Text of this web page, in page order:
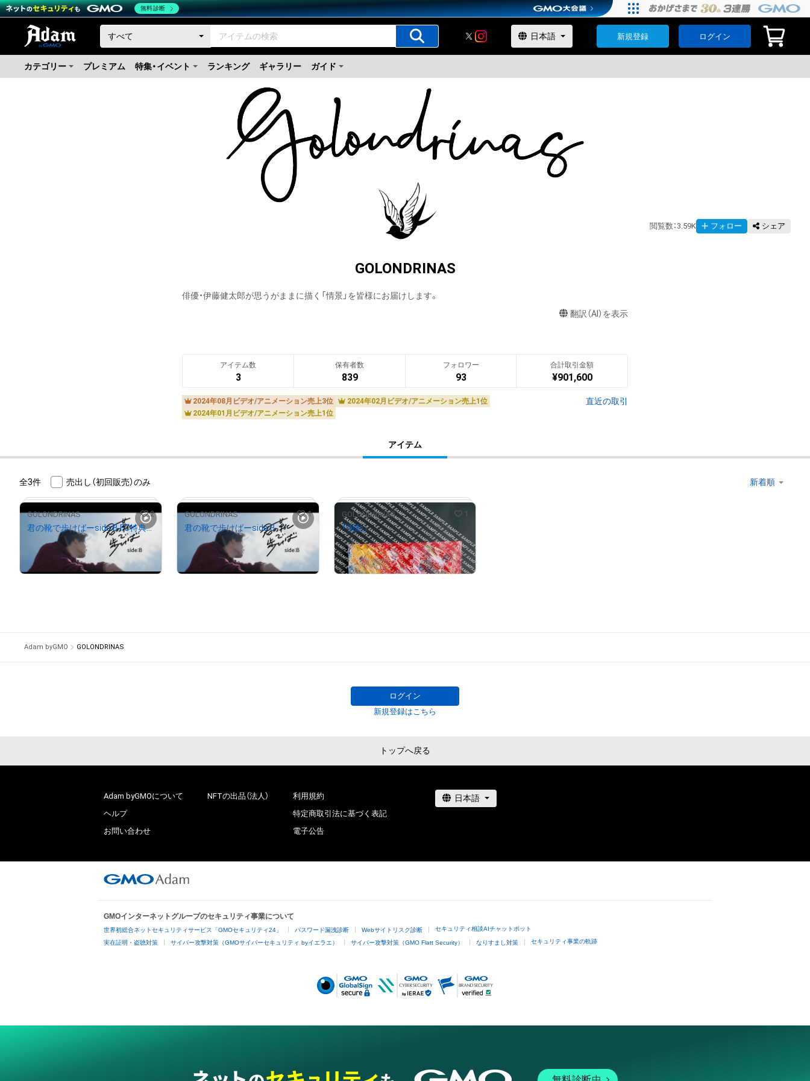
新規登録 ログイン
カテゴリー プレミアム 特集・イベント ランキング ギャラリー ガイド
閲覧数 ： 3.59K フォロー シェア
GOLONDRINAS
俳優・伊藤健太郎が思うがままに描く「情景」を皆様にお届けします。
翻訳（AI）を表示
アイテム数
3
保有者数
839
フォロワー
93
合計取引金額
¥901,600
2024年08月ビデオ/アニメーション売上3位
2024年02月ビデオ/アニメーション売上1位
2024年01月ビデオ/アニメーション売上1位
直近の取引
アイテム
全3件 売出し（初回販売）のみ
# 224/1000
GOLONDRINAS 2
君の靴で歩けばーside:B FC特典版
2,800
売出し（初回販売）
# 38/500
GOLONDRINAS 1
君の靴で歩けばーside:B
2,000
売出し（初回販売）
GOLONDRINAS 1
「衝動」
配布終了
Adam byGMO GOLONDRINAS
ログイン
新規登録はこちら
トップへ戻る
Adam byGMOについて
ヘルプ
お問い合わせ
NFTの出品（法人）
利用規約
特定商取引法に基づく表記
電子公告
GMOインターネットグループのセキュリティ事業について
世界初総合ネットセキュリティサービス「GMOセキュリティ24」 パスワード漏洩診断 Webサイトリスク診断 セキュリティ相談AIチャットボット
実在証明・盗聴対策 サイバー攻撃対策（GMOサイバーセキュリティ byイエラエ） サイバー攻撃対策（GMO Flatt Security） なりすまし対策 セキュリティ事業の軌跡
無料診断